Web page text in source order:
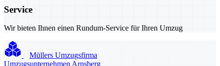
Service
Wir bieten Ihnen einen Rundum-Service für Ihren Umzug
Müllers Umzugsfirma
Umzugsunternehmen Arnsberg